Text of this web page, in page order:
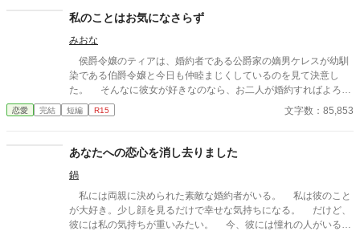
私のことはお気になさらず
みおな
侯爵令嬢のティアは、婚約者である公爵家の嫡男ケレスが幼馴
染である伯爵令嬢と今日も仲睦まじくしているのを見て決意し
た。 そんなに彼女が好きなのなら、お二人が婚約すればよろし
いのよ。 私のことはお気になさらず。
恋愛 完結 短編 R15 文字数：85,853
あなたへの恋心を消し去りました
鍋
私には両親に決められた素敵な婚約者がいる。 私は彼のこと
が大好き。少し顔を見るだけで幸せな気持ちになる。 だけど、
彼には私の気持ちが重いみたい。 今、彼には憧れの人がいる。